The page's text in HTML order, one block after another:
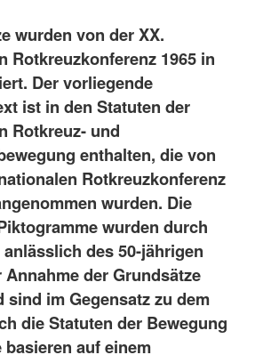
wurden von der XX.
Rotkreuzkonferenz 1965 in
Der vorliegende
ist in den Statuten der
Rotkreuz- und
enthalten, die von
Rotkreuzkonferenz
wurden. Die
wurden durch
anlässlich des 50-jährigen
der Grundsätze
sind im Gegensatz zu dem
die Statuten der Bewegung
auf einem